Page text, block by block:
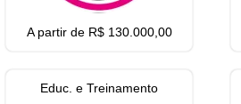
A partir de R$ 130.000,00
Educ. e Treinamento